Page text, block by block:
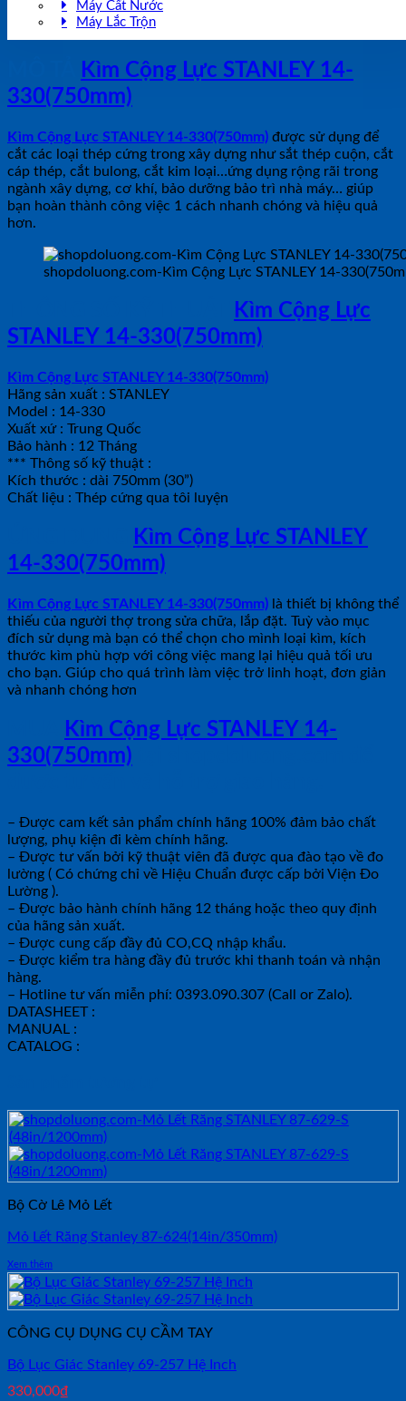
Máy Cất Nước
Máy Lắc Trộn
Kìm Cộng Lực STANLEY 14-
330(750mm)
Kìm Cộng Lực STANLEY 14-330(750mm) được sử dụng để
cắt các loại thép cứng trong xây dựng như sắt thép cuộn, cắt
cáp thép, cắt bulong, cắt kim loại…ứng dụng rộng rãi trong
ngành xây dựng, cơ khí, bảo dưỡng bảo trì nhà máy… giúp
bạn hoàn thành công việc 1 cách nhanh chóng và hiệu quả
hơn.
shopdoluong.com-Kìm Cộng Lực STANLEY 14-
Kìm Cộng Lực
STANLEY 14-330(750mm)
Kìm Cộng Lực STANLEY 14-330(750mm)
Hãng sản xuất : STANLEY
Model : 14-330
Xuất xứ : Trung Quốc
Bảo hành : 12 Tháng
*** Thông số kỹ thuật :
Kích thước : dài 750mm (30”)
Chất liệu : Thép cứng qua tôi luyện
Kìm Cộng Lực STANLEY
14-330(750mm)
Kìm Cộng Lực STANLEY 14-330(750mm) là thiết bị không thể
thiếu của người thợ trong sửa chữa, lắp đặt. Tuỳ vào mục
đích sử dụng mà bạn có thể chọn cho mình loại kìm, kích
thước kìm phù hợp với công việc mang lại hiệu quả tối ưu
cho bạn. Giúp cho quá trình làm việc trở linh hoạt, đơn giản
và nhanh chóng hơn
Kìm Cộng Lực STANLEY 14-
330(750mm)
– Được cam kết sản phẩm chính hãng 100% đảm bảo chất
lượng, phụ kiện đi kèm chính hãng.
– Được tư vấn bởi kỹ thuật viên đã được qua đào tạo về đo
lường ( Có chứng chỉ về Hiệu Chuẩn được cấp bởi Viện Đo
Lường ).
– Được bảo hành chính hãng 12 tháng hoặc theo quy định
của hãng sản xuất.
– Được cung cấp đầy đủ CO,CQ nhập khẩu.
– Được kiểm tra hàng đầy đủ trước khi thanh toán và nhận
hàng.
– Hotline tư vấn miễn phí: 0393.090.307 (Call or Zalo).
DATASHEET :
MANUAL :
CATALOG :
Bộ Cờ Lê Mỏ Lết
Mỏ Lết Răng Stanley 87-624(14in/350mm)
Xem thêm
CÔNG CỤ DỤNG CỤ CẦM TAY
Bộ Lục Giác Stanley 69-257 Hệ Inch
330,000₫